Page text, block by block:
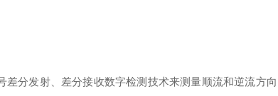
分发射、差分接收数字检测技术来测量顺流和逆流方